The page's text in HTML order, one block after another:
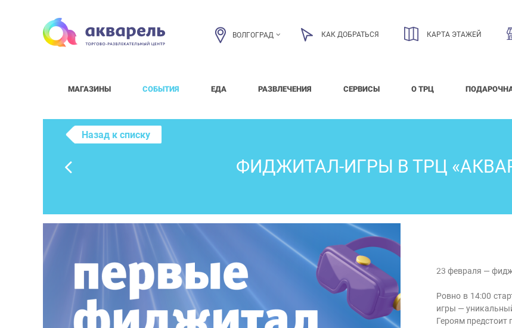
ВОЛГОГРАД КАК ДОБРАТЬСЯ КАРТА ЭТАЖЕЙ
МАГАЗИНЫ СОБЫТИЯ ЕДА РАЗВЛЕЧЕНИЯ СЕРВИСЫ О ТРЦ
Назад к списку
ФИДЖИТАЛ-ИГРЫ В ТРЦ
23 февраля —
Ровно в 14:00
игры —
Героям предстоит